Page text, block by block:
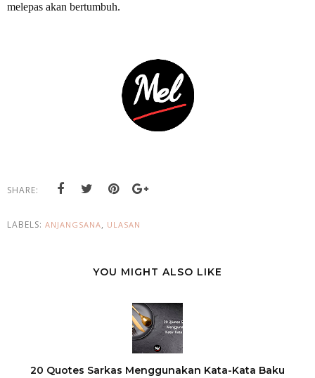
melepas akan bertumbuh.
SHARE:
LABELS: ANJANGSANA, ULASAN
YOU MIGHT ALSO LIKE
20 Quotes Sarkas Menggunakan Kata-Kata Baku